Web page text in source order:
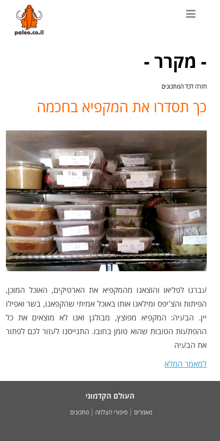
- מקרר -
חזרה לכל המתכונים
כך תסדרו את המקפיא בחכמה
עברנו לפליאו והוצאנו מהמקפיא את הארטיקים, האוכל המוכן,
הפיתות והצ'יפס ומילאנו אותו באוכל אמיתי שהקפאנו, בשר ואפילו
יין. הבעיה: המקפיא מפוצץ, מבולגן ואנו לא מוצאים את כל
ההפתעות הטובות שהוא טומן בחובו. התגייסנו לעזור לכם לפתור
את הבעיה
למאמר המלא
העולם הקדמוני
מאמרים סיפורי הצלחה מתכונים